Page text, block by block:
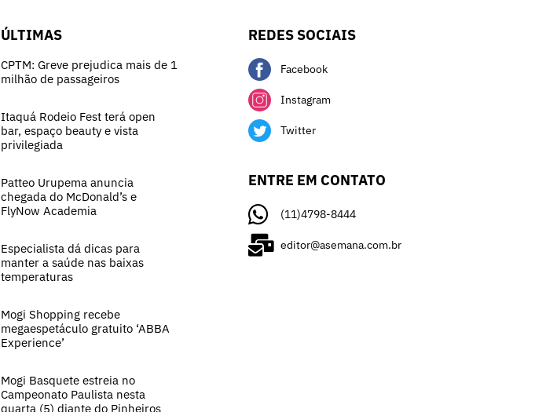
ÚLTIMAS
CPTM: Greve prejudica mais de 1
milhão de passageiros
Itaquá Rodeio Fest terá open
bar, espaço beauty e vista
privilegiada
Patteo Urupema anuncia
chegada do McDonald’s e
FlyNow Academia
Especialista dá dicas para
manter a saúde nas baixas
temperaturas
Mogi Shopping recebe
megaespetáculo gratuito ‘ABBA
Experience’
Mogi Basquete estreia no
Campeonato Paulista nesta
quarta (5) diante do Pinheiros
REDES SOCIAIS
Facebook
Instagram
Twitter
ENTRE EM CONTATO
(11)4798-8444
editor@asemana.com.br